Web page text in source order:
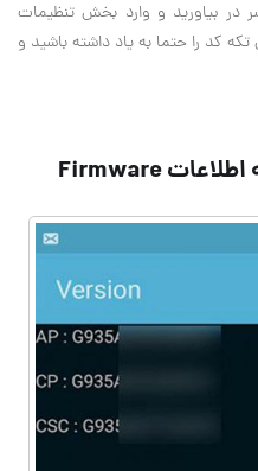
بیاورید و وارد بخش تنظیمات
کد را حتما به یاد داشته باشید و
Firmware